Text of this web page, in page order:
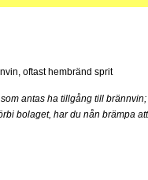
oftast hembränd sprit
antas ha tillgång till brännvin;
bolaget, har du nån brämpa